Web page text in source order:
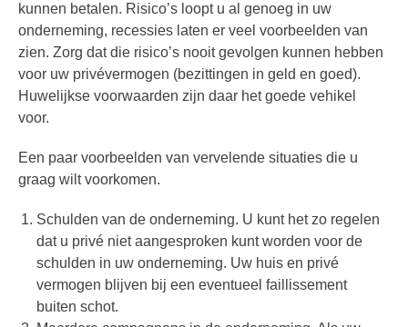
kunnen betalen. Risico’s loopt u al genoeg in uw
onderneming, recessies laten er veel voorbeelden van
zien. Zorg dat die risico’s nooit gevolgen kunnen hebben
voor uw privévermogen (bezittingen in geld en goed).
Huwelijkse voorwaarden zijn daar het goede vehikel
voor.
Een paar voorbeelden van vervelende situaties die u
graag wilt voorkomen.
Schulden van de onderneming. U kunt het zo regelen
dat u privé niet aangesproken kunt worden voor de
schulden in uw onderneming. Uw huis en privé
vermogen blijven bij een eventueel faillissement
buiten schot.